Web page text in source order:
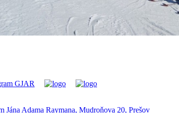
Jána Adama Raymana, Mudroňova 20, Prešov